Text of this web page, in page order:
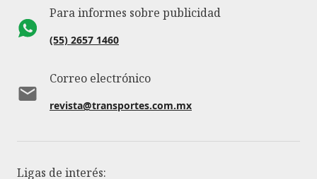
Para informes sobre publicidad
(55) 2657 1460
Correo electrónico
revista@transportes.com.mx
Ligas de interés: